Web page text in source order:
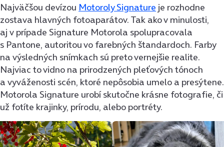
Najväčšou devízou Motoroly Signature je rozhodne
zostava hlavných fotoaparátov. Tak ako v minulosti,
aj v prípade Signature Motorola spolupracovala
s Pantone, autoritou vo farebných štandardoch. Farby
na výsledných snímkach sú preto vernejšie realite.
Najviac to vidno na prirodzených pleťových tónoch
a vyváženosti scén, ktoré nepôsobia umelo a presýtene.
Motorola Signature urobí skutočne krásne fotografie, či
už fotíte krajinky, prírodu, alebo portréty.